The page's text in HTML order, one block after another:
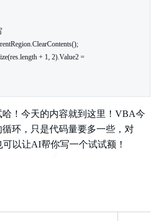
！今天的内容就到这里！VBA今
环，只是代码量要多一些，对
以让AI帮你写一个试试额！